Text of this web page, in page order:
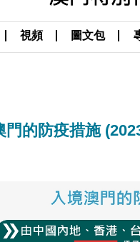
視頻 圖文包
門的防疫措施